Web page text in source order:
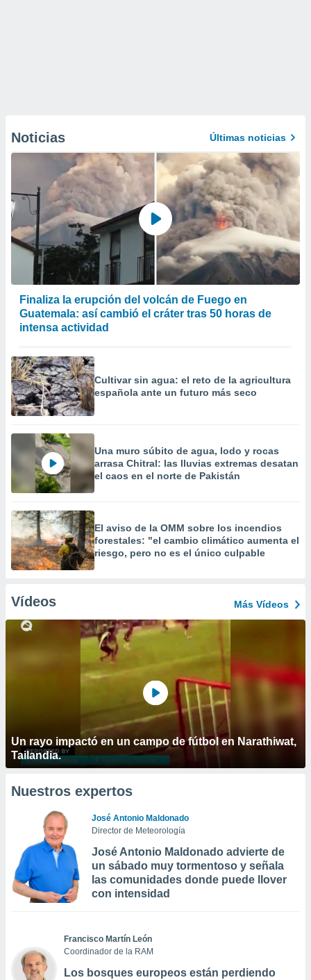
Noticias Últimas noticias
Finaliza la erupción del volcán de Fuego en
Guatemala: así cambió el cráter tras 50 horas de
intensa actividad
Cultivar sin agua: el reto de la agricultura
española ante un futuro más seco
Una muro súbito de agua, lodo y rocas
arrasa Chitral: las lluvias extremas desatan
el caos en el norte de Pakistán
El aviso de la OMM sobre los incendios
forestales: "el cambio climático aumenta el
riesgo, pero no es el único culpable
Vídeos Más Vídeos
Un rayo impactó en un campo de fútbol en Narathiwat,
Tailandia.
Nuestros expertos
José Antonio Maldonado
Director de Meteorología
José Antonio Maldonado advierte de
un sábado muy tormentoso y señala
las comunidades donde puede llover
con intensidad
Francisco Martín León
Coordinador de la RAM
Los bosques europeos están perdiendo